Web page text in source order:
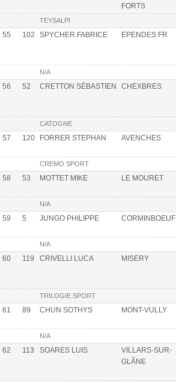
FORTS
TEYSALPI
55 102 SPYCHER FABRICE EPENDES FR
N/A
56 52 CRETTON SÉBASTIEN CHEXBRES
CATOGNE
57 120 FORRER STEPHAN AVENCHES
CREMO SPORT
58 53 MOTTET MIKE LE MOURET
N/A
59 5 JUNGO PHILIPPE CORMINBOEUF
N/A
60 119 CRIVELLI LUCA MISERY
TRILOGIE SPORT
61 89 CHUN SOTHYS MONT-VULLY
N/A
62 113 SOARES LUIS
VILLARS-SUR-
GLÂNE